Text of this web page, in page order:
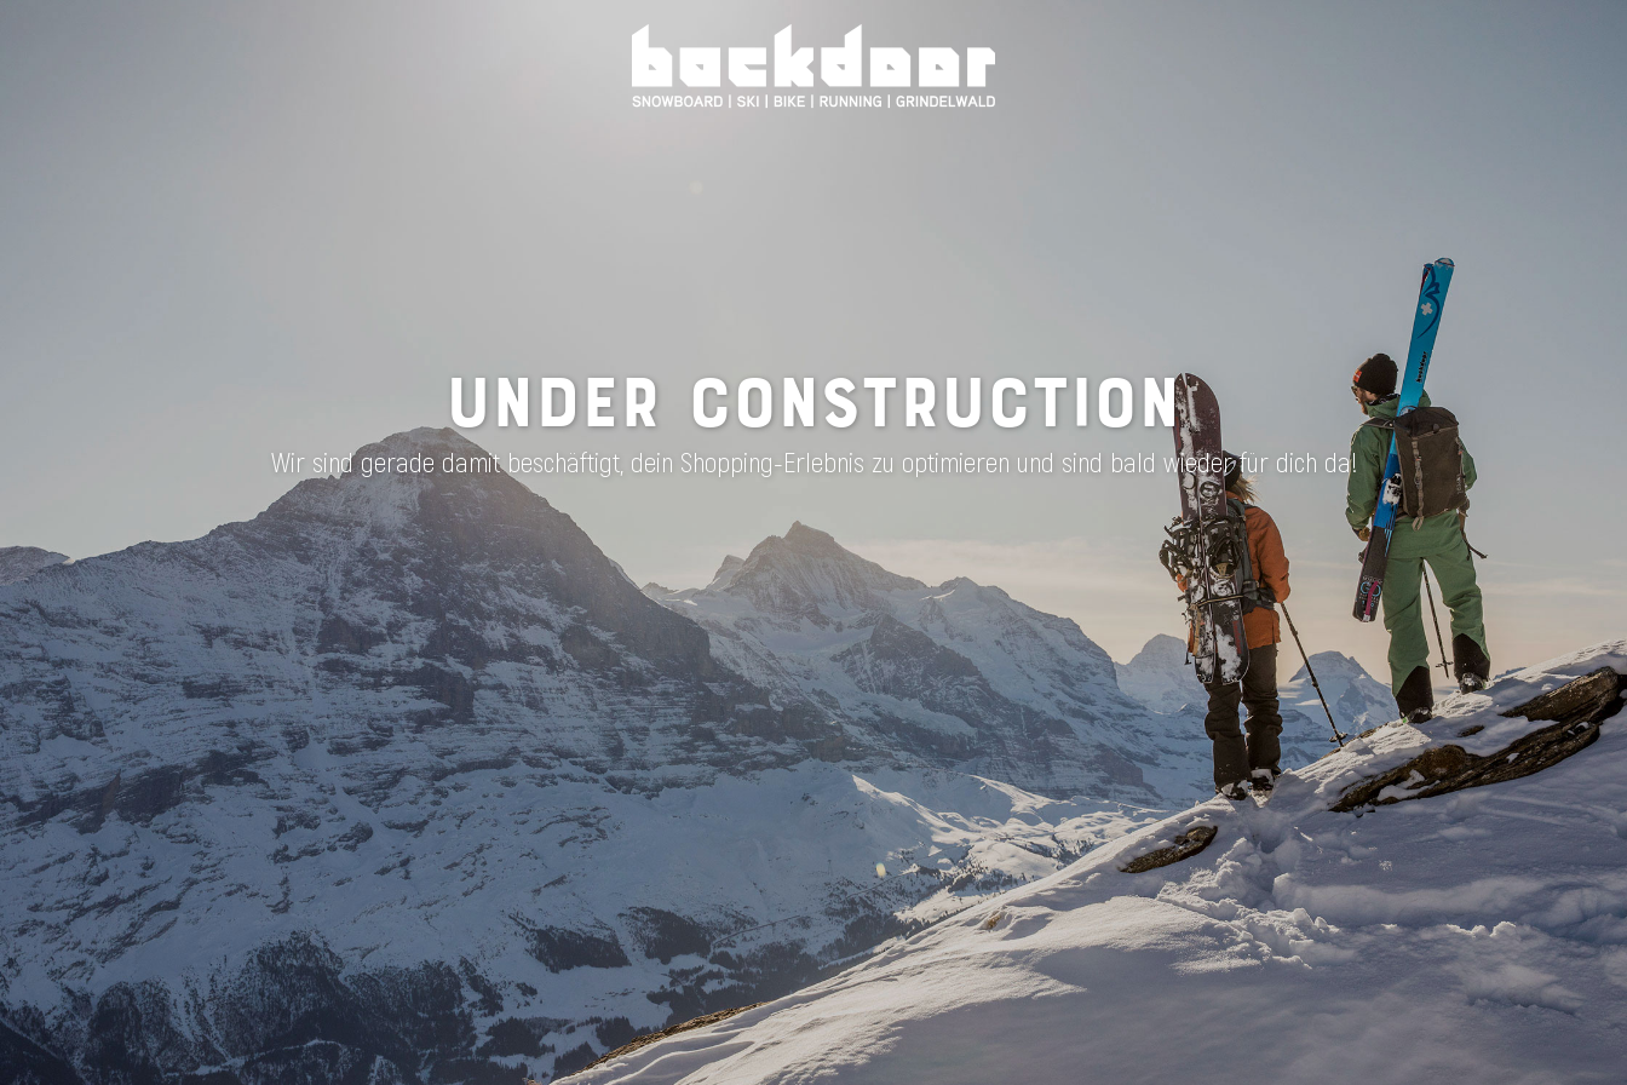
UNDER CONSTRUCTION
Wir sind gerade damit beschäftigt, dein Shopping-Erlebnis zu optimieren und sind bald wieder für dich da!